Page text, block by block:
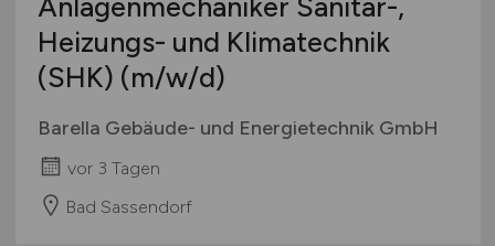
Anlagenmechaniker Sanitär-,
Heizungs- und Klimatechnik
(SHK) (m/w/d)
Barella Gebäude- und Energietechnik GmbH
vor 3 Tagen
Bad Sassendorf